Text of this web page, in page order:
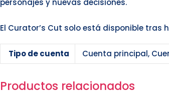
personajes y nuevas decisiones.
El Curator’s Cut solo está disponible
Tipo de cuenta Cuenta principal,
Productos relacionados